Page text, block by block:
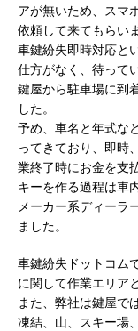
アが無いため、スマ
依頼して来てもらい
車鍵紛失即時対応と
仕方がなく、待って
鍵屋から駐車場に到
した。
予め、車名と年式な
ってきており、即時、
業終了時にお金を支
キーを作る過程は車
メーカー系ディーラ
ました。
車鍵紛失ドットコム
に関して作業エリア
また、弊社は鍵屋で
凍結、山、スキー場